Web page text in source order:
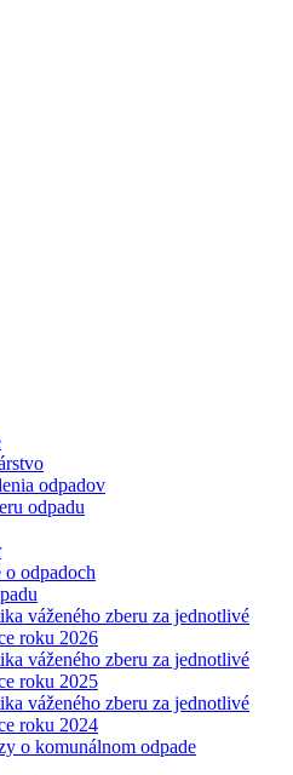
odpadov
odpadu
odpadoch
váženého zberu za jednotlivé
roku 2026
váženého zberu za jednotlivé
roku 2025
váženého zberu za jednotlivé
roku 2024
o komunálnom odpade